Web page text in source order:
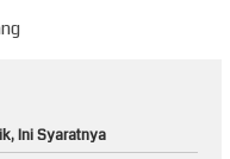
Ini Syaratnya